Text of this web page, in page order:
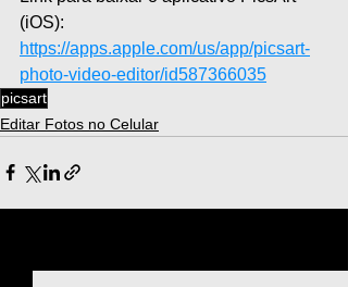
(iOS):
https://apps.apple.com/us/app/picsart-
photo-video-editor/id587366035
picsart
Editar Fotos no Celular